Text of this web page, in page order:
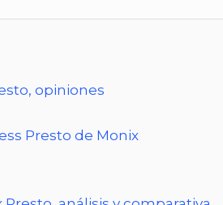
opiniones
Presto de Monix